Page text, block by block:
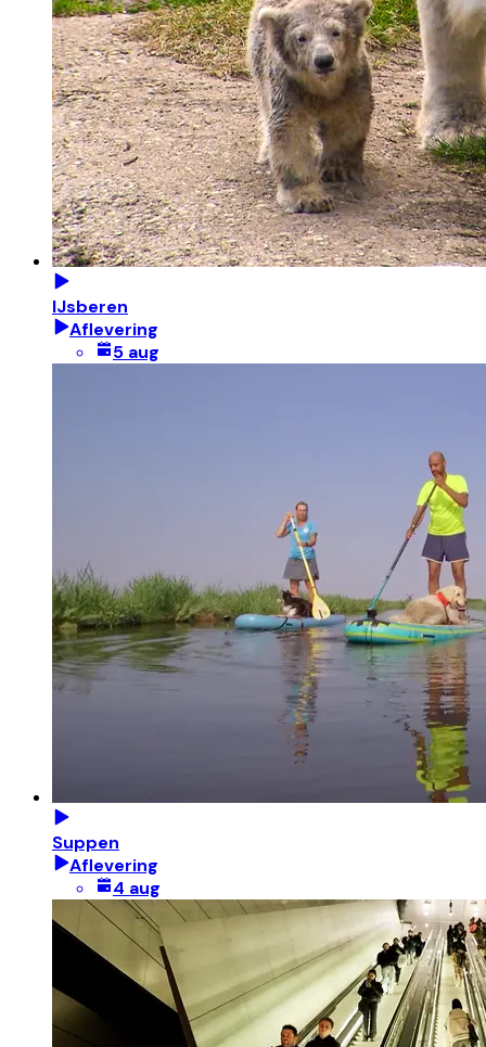
IJsberen
Aflevering
5 aug
Suppen
Aflevering
4 aug